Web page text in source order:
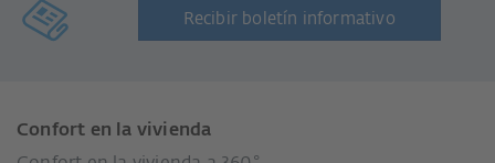
Recibir boletín informativo
Confort en la vivienda